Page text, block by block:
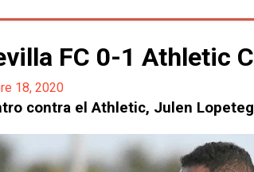
FC 0-1 Athletic
18, 2020
contra el Athletic, Julen